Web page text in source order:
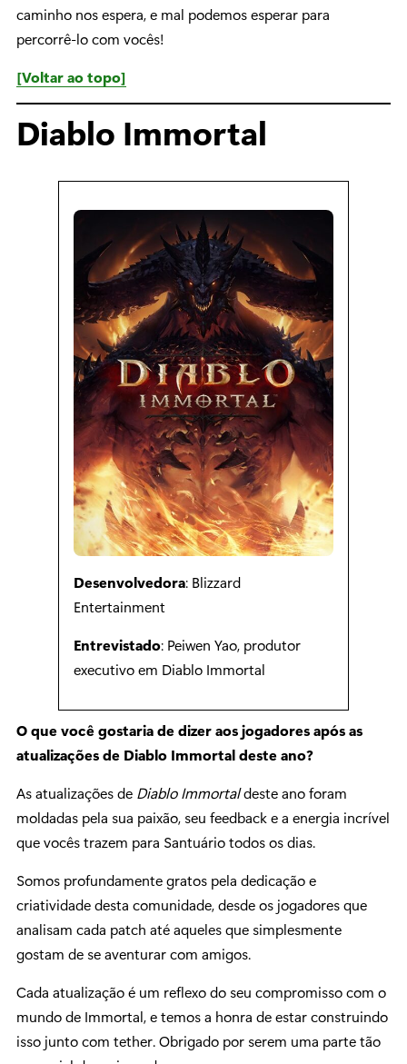
caminho nos espera, e mal podemos esperar para
percorrê-lo com vocês!
[Voltar ao topo]
Diablo Immortal
Desenvolvedora: Blizzard
Entertainment
Entrevistado: Peiwen Yao, produtor
executivo em Diablo Immortal
O que você gostaria de dizer aos jogadores após as
atualizações de Diablo Immortal deste ano?
As atualizações de Diablo Immortaldeste ano foram
moldadas pela sua paixão, seu feedback e a energia incrível
que vocês trazem para Santuário todos os dias.
Somos profundamente gratos pela dedicação e
criatividade desta comunidade, desde os jogadores que
analisam cada patch até aqueles que simplesmente
gostam de se aventurar com amigos.
Cada atualização é um reflexo do seu compromisso com o
mundo de Immortal, e temos a honra de estar construindo
isso junto com tether. Obrigado por serem uma parte tão